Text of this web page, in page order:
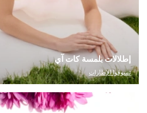
إطلالات بلمسة كات آي
تسوقوا الإطارات